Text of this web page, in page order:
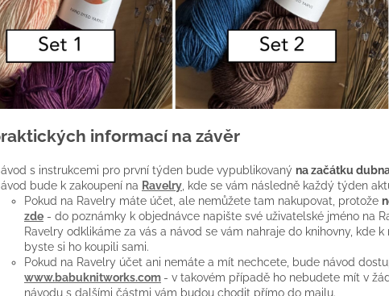
informací na závěr
s instrukcemi pro první týden bude vypublikovaný na začátku
bude k zakoupení na Ravelry , kde se vám následně každý týden
Pokud na Ravelry máte účet, ale nemůžete tam nakupovat, protože
zde - do poznámky k objednávce napište své uživatelské jméno na
Ravelry odklikáme za vás a návod se vám nahraje do knihovny, kde
byste si ho koupili sami.
Pokud na Ravelry účet ani nemáte a mít nechcete, bude návod
www.babuknitworks.com - v takovém případě ho nebudete mít v
návodu s dalšími částmi vám budou chodit přímo do mailu.